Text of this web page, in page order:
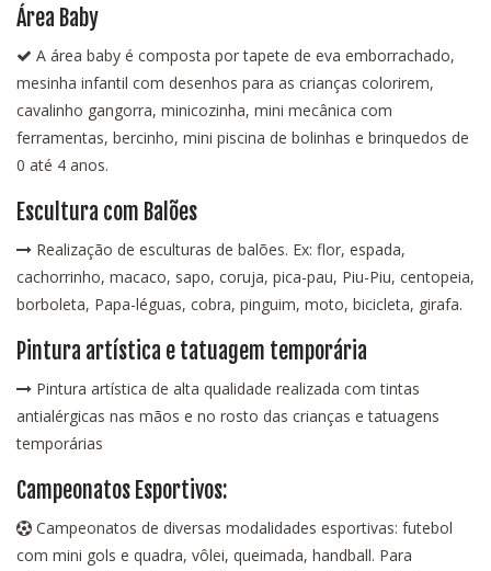
Área Baby
A área baby é composta por tapete de eva emborrachado,
mesinha infantil com desenhos para as crianças colorirem,
cavalinho gangorra, minicozinha, mini mecânica com
ferramentas, bercinho, mini piscina de bolinhas e brinquedos de
0 até 4 anos.
Escultura com Balões
Realização de esculturas de balões. Ex: flor, espada,
cachorrinho, macaco, sapo, coruja, pica-pau, Piu-Piu, centopeia,
borboleta, Papa-léguas, cobra, pinguim, moto, bicicleta, girafa.
Pintura artística e tatuagem temporária
Pintura artística de alta qualidade realizada com tintas
antialérgicas nas mãos e no rosto das crianças e tatuagens
temporárias
Campeonatos Esportivos:
Campeonatos de diversas modalidades esportivas: futebol
com mini gols e quadra, vôlei, queimada, handball. Para